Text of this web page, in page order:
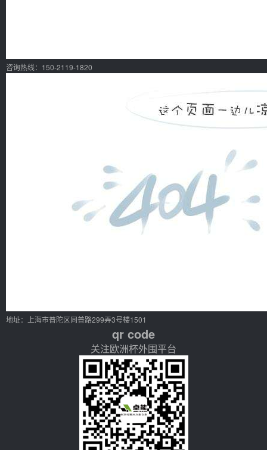
咨询热线：150-2119-1820
地址：上海市普陀区同普路299弄3号楼1501
qr code
关注欧洲杯外围平台